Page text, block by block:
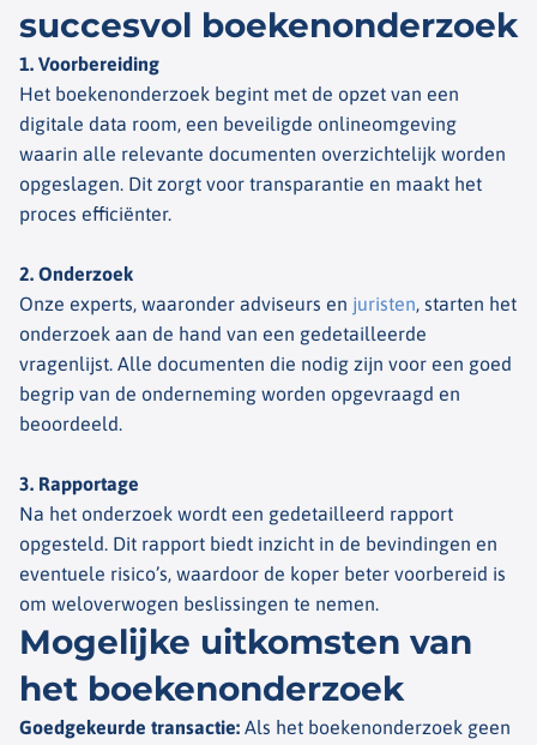
succesvol boekenonderzoek
1. Voorbereiding
Het boekenonderzoek begint met de opzet van een
digitale data room, een beveiligde onlineomgeving
waarin alle relevante documenten overzichtelijk worden
opgeslagen. Dit zorgt voor transparantie en maakt het
proces efficiënter.
2. Onderzoek
Onze experts, waaronder adviseurs en juristen, starten het
onderzoek aan de hand van een gedetailleerde
vragenlijst. Alle documenten die nodig zijn voor een goed
begrip van de onderneming worden opgevraagd en
beoordeeld.
3. Rapportage
Na het onderzoek wordt een gedetailleerd rapport
opgesteld. Dit rapport biedt inzicht in de bevindingen en
eventuele risico’s, waardoor de koper beter voorbereid is
om weloverwogen beslissingen te nemen.
Mogelijke uitkomsten van
het boekenonderzoek
Goedgekeurde transactie: Als het boekenonderzoek geen